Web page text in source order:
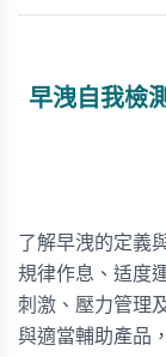
早洩自我檢
了解早洩的定義
規律作息、适度
刺激、壓力管理
與適當輔助產品